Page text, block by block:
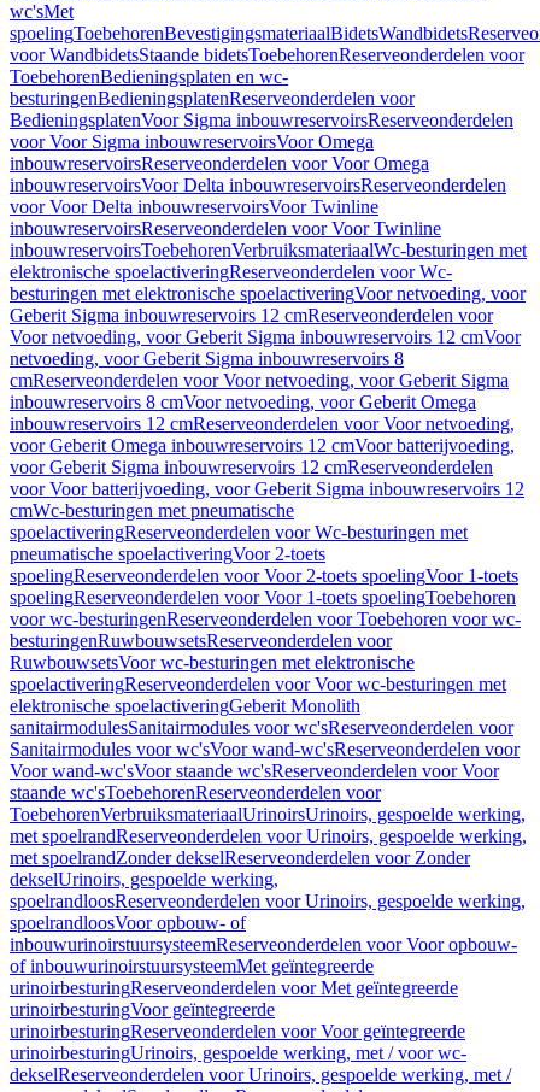
wc'sMet
spoelingToebehorenBevestigingsmateriaalBidetsWandbidets
voor WandbidetsStaande bidetsToebehorenReserveonderdelen voor
ToebehorenBedieningsplaten en wc-
besturingenBedieningsplatenReserveonderdelen voor
BedieningsplatenVoor Sigma inbouwreservoirsReserveonderdelen
voor Voor Sigma inbouwreservoirsVoor Omega
inbouwreservoirsReserveonderdelen voor Voor Omega
inbouwreservoirsVoor Delta inbouwreservoirsReserveonderdelen
voor Voor Delta inbouwreservoirsVoor Twinline
inbouwreservoirsReserveonderdelen voor Voor Twinline
inbouwreservoirsToebehorenVerbruiksmateriaalWc-besturingen met
elektronische spoelactiveringReserveonderdelen voor Wc-
besturingen met elektronische spoelactiveringVoor netvoeding, voor
Geberit Sigma inbouwreservoirs 12 cmReserveonderdelen voor
Voor netvoeding, voor Geberit Sigma inbouwreservoirs 12 cmVoor
netvoeding, voor Geberit Sigma inbouwreservoirs 8
cmReserveonderdelen voor Voor netvoeding, voor Geberit Sigma
inbouwreservoirs 8 cmVoor netvoeding, voor Geberit Omega
inbouwreservoirs 12 cmReserveonderdelen voor Voor netvoeding,
voor Geberit Omega inbouwreservoirs 12 cmVoor batterijvoeding,
voor Geberit Sigma inbouwreservoirs 12 cmReserveonderdelen
voor Voor batterijvoeding, voor Geberit Sigma inbouwreservoirs 12
cmWc-besturingen met pneumatische
spoelactiveringReserveonderdelen voor Wc-besturingen met
pneumatische spoelactiveringVoor 2-toets
spoelingReserveonderdelen voor Voor 2-toets spoelingVoor 1-toets
spoelingReserveonderdelen voor Voor 1-toets spoelingToebehoren
voor wc-besturingenReserveonderdelen voor Toebehoren voor wc-
besturingenRuwbouwsetsReserveonderdelen voor
RuwbouwsetsVoor wc-besturingen met elektronische
spoelactiveringReserveonderdelen voor Voor wc-besturingen met
elektronische spoelactiveringGeberit Monolith
sanitairmodulesSanitairmodules voor wc'sReserveonderdelen voor
Sanitairmodules voor wc'sVoor wand-wc'sReserveonderdelen voor
Voor wand-wc'sVoor staande wc'sReserveonderdelen voor Voor
staande wc'sToebehorenReserveonderdelen voor
ToebehorenVerbruiksmateriaalUrinoirsUrinoirs, gespoelde werking,
met spoelrandReserveonderdelen voor Urinoirs, gespoelde werking,
met spoelrandZonder dekselReserveonderdelen voor Zonder
dekselUrinoirs, gespoelde werking,
spoelrandloosReserveonderdelen voor Urinoirs, gespoelde werking,
spoelrandloosVoor opbouw- of
inbouwurinoirstuursysteemReserveonderdelen voor Voor opbouw-
of inbouwurinoirstuursysteemMet geïntegreerde
urinoirbesturingReserveonderdelen voor Met geïntegreerde
urinoirbesturingVoor geïntegreerde
urinoirbesturingReserveonderdelen voor Voor geïntegreerde
urinoirbesturingUrinoirs, gespoelde werking, met / voor wc-
dekselReserveonderdelen voor Urinoirs, gespoelde werking, met /